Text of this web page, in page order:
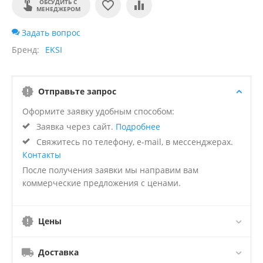
ОБСУДИТЬ С
МЕНЕДЖЕРОМ
Задать вопрос
Бренд
EKSI
Отправьте запрос
Оформите заявку удобным способом:
Заявка через сайт. Подробнее
Свяжитесь по телефону, e-mail, в мессенджерах.
Контакты
После получения заявки мы направим вам
коммерческие предложения с ценами.
Цены
Доставка